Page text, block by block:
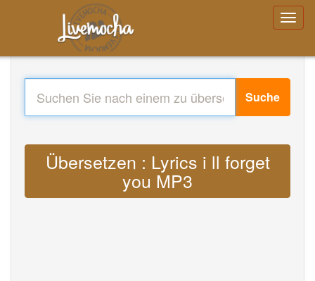
Suche
Übersetzen : Lyrics i ll forget
you MP3